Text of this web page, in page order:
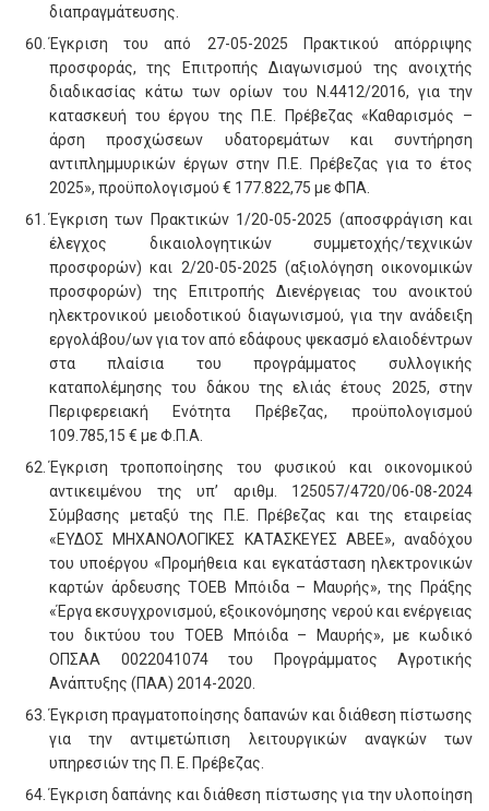
διαπραγμάτευσης.
Έγκριση του από 27-05-2025 Πρακτικού απόρριψης
προσφοράς, της Επιτροπής Διαγωνισμού της ανοιχτής
διαδικασίας κάτω των ορίων του Ν.4412/2016, για την
κατασκευή του έργου της Π.Ε. Πρέβεζας «Καθαρισμός –
άρση προσχώσεων υδατορεμάτων και συντήρηση
αντιπλημμυρικών έργων στην Π.Ε. Πρέβεζας για το έτος
2025», προϋπολογισμού € 177.822,75 με ΦΠΑ.
Έγκριση των Πρακτικών 1/20-05-2025 (αποσφράγιση και
έλεγχος δικαιολογητικών συμμετοχής/τεχνικών
προσφορών) και 2/20-05-2025 (αξιολόγηση οικονομικών
προσφορών) της Επιτροπής Διενέργειας του ανοικτού
ηλεκτρονικού μειοδοτικού διαγωνισμού, για την ανάδειξη
εργολάβου/ων για τον από εδάφους ψεκασμό ελαιοδέντρων
στα πλαίσια του προγράμματος συλλογικής
καταπολέμησης του δάκου της ελιάς έτους 2025, στην
Περιφερειακή Ενότητα Πρέβεζας, προϋπολογισμού
109.785,15 € με Φ.Π.Α.
Έγκριση τροποποίησης του φυσικού και οικονομικού
αντικειμένου της υπ’ αριθμ. 125057/4720/06-08-2024
Σύμβασης μεταξύ της Π.Ε. Πρέβεζας και της εταιρείας
«ΕΥΔΟΣ ΜΗΧΑΝΟΛΟΓΙΚΕΣ ΚΑΤΑΣΚΕΥΕΣ ΑΒΕΕ», αναδόχου
του υποέργου «Προμήθεια και εγκατάσταση ηλεκτρονικών
καρτών άρδευσης ΤΟΕΒ Μπόιδα – Μαυρής», της Πράξης
«Έργα εκσυγχρονισμού, εξοικονόμησης νερού και ενέργειας
του δικτύου του ΤΟΕΒ Μπόιδα – Μαυρής», με κωδικό
ΟΠΣΑΑ 0022041074 του Προγράμματος Αγροτικής
Ανάπτυξης (ΠΑΑ) 2014-2020.
Έγκριση πραγματοποίησης δαπανών και διάθεση πίστωσης
για την αντιμετώπιση λειτουργικών αναγκών των
υπηρεσιών της Π. Ε. Πρέβεζας.
Έγκριση δαπάνης και διάθεση πίστωσης για την υλοποίηση